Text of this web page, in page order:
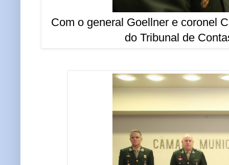
Com o general Goellner e coronel
do Tribunal de